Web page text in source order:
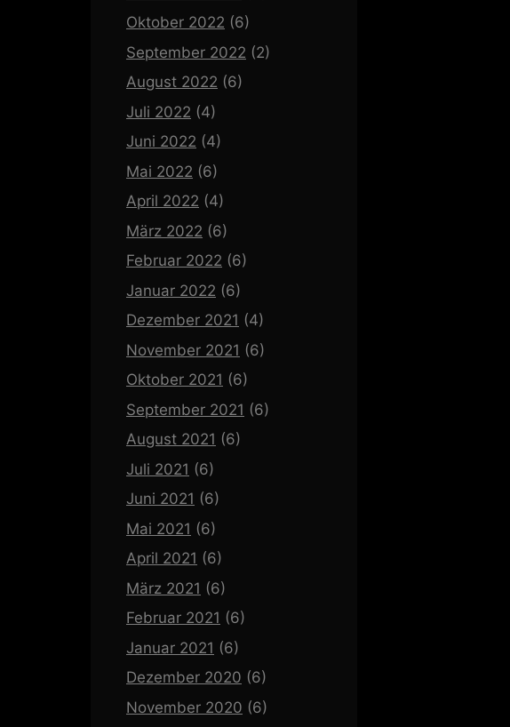
Oktober 2022 (6)
September 2022 (2)
August 2022 (6)
Juli 2022 (4)
Juni 2022 (4)
Mai 2022 (6)
April 2022 (4)
März 2022 (6)
Februar 2022 (6)
Januar 2022 (6)
Dezember 2021 (4)
November 2021 (6)
Oktober 2021 (6)
September 2021 (6)
August 2021 (6)
Juli 2021 (6)
Juni 2021 (6)
Mai 2021 (6)
April 2021 (6)
März 2021 (6)
Februar 2021 (6)
Januar 2021 (6)
Dezember 2020 (6)
November 2020 (6)